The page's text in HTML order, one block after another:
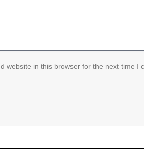
website in this browser for the next time I